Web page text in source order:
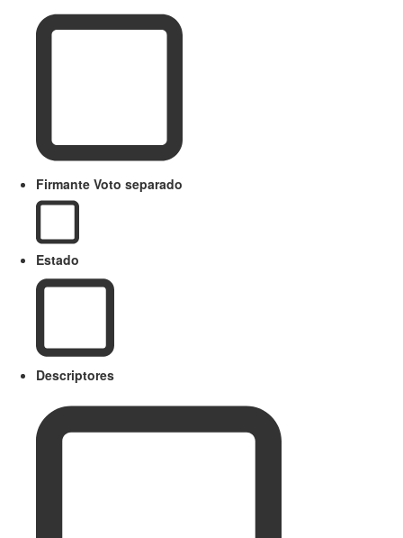
Firmante Voto separado
Estado
Descriptores